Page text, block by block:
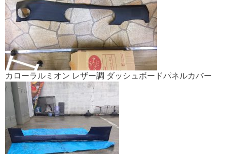
カローラルミオン レザー調 ダッシュボードパネルカバー